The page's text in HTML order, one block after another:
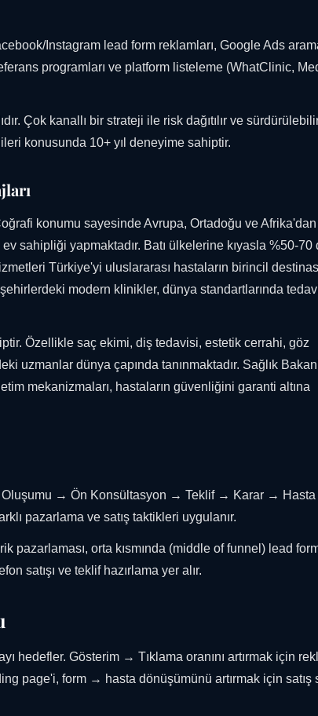
Instagram lead form reklamları, Google Ads
programları ve platform listeleme (WhatClinic,
Çok kanallı bir strateji ile risk dağıtılır ve
konusunda 10+ yıl deneyime sahiptir.
konumu sayesinde Avrupa, Ortadoğu ve
sahipliği yapmaktadır. Batı ülkelerine kıyasla %50-70
Türkiye'yi uluslararası hastaların birincil
modern klinikler, dünya standartlarında
Özellikle saç ekimi, diş tedavisi, estetik cerrahi, göz
dünya çapında tanınmaktadır. Sağlık
mekanizmaları, hastaların güvenliğini garanti altına
Oluşumu → Ön Konsültasyon → Teklif → Karar → Hasta
pazarlama ve satış taktikleri uygulanır.
pazarlaması, orta kısmında (middle of funnel) lead
satışı ve teklif hazırlama yer alır.
hedefler. Gösterim → Tıklama oranını artırmak için
page'i, form → hasta dönüşümünü artırmak için satış